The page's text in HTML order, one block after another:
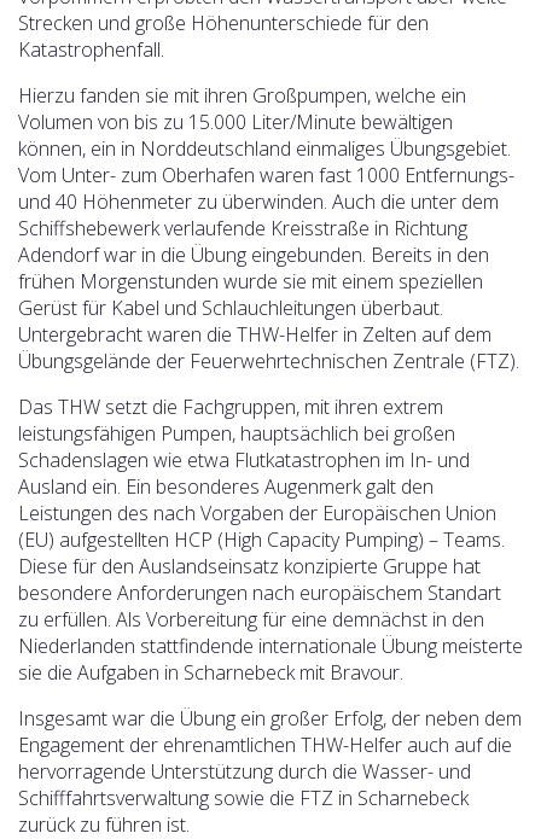
Strecken und große Höhenunterschiede für den
Katastrophenfall.
Hierzu fanden sie mit ihren Großpumpen, welche ein
Volumen von bis zu 15.000 Liter/Minute bewältigen
können, ein in Norddeutschland einmaliges Übungsgebiet.
Vom Unter- zum Oberhafen waren fast 1000 Entfernungs-
und 40 Höhenmeter zu überwinden. Auch die unter dem
Schiffshebewerk verlaufende Kreisstraße in Richtung
Adendorf war in die Übung eingebunden. Bereits in den
frühen Morgenstunden wurde sie mit einem speziellen
Gerüst für Kabel und Schlauchleitungen überbaut.
Untergebracht waren die THW-Helfer in Zelten auf dem
Übungsgelände der Feuerwehrtechnischen Zentrale (FTZ).
Das THW setzt die Fachgruppen, mit ihren extrem
leistungsfähigen Pumpen, hauptsächlich bei großen
Schadenslagen wie etwa Flutkatastrophen im In- und
Ausland ein. Ein besonderes Augenmerk galt den
Leistungen des nach Vorgaben der Europäischen Union
(EU) aufgestellten HCP (High Capacity Pumping) – Teams.
Diese für den Auslandseinsatz konzipierte Gruppe hat
besondere Anforderungen nach europäischem Standart
zu erfüllen. Als Vorbereitung für eine demnächst in den
Niederlanden stattfindende internationale Übung meisterte
sie die Aufgaben in Scharnebeck mit Bravour.
Insgesamt war die Übung ein großer Erfolg, der neben dem
Engagement der ehrenamtlichen THW-Helfer auch auf die
hervorragende Unterstützung durch die Wasser- und
Schifffahrtsverwaltung sowie die FTZ in Scharnebeck
zurück zu führen ist.